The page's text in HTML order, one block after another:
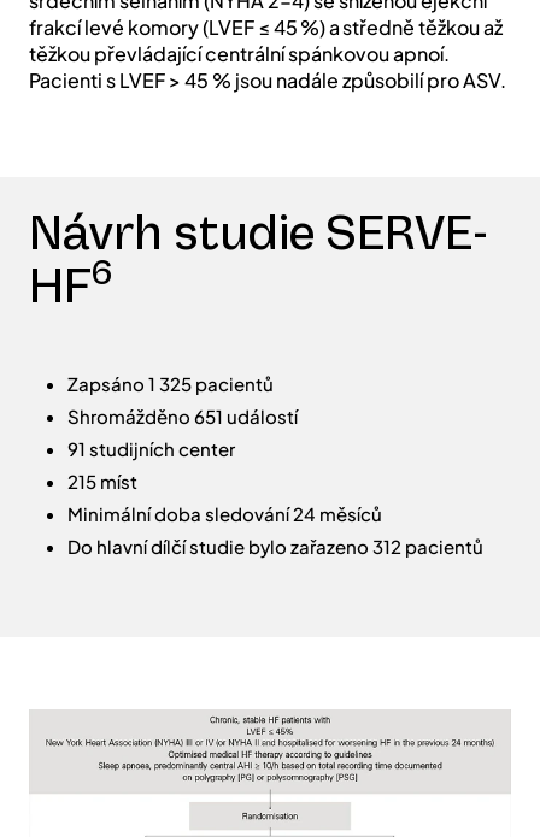
frakcí levé komory (LVEF ≤ 45 %) a středně těžkou až
těžkou převládající centrální spánkovou apnoí.
Pacienti s LVEF > 45 % jsou nadále způsobilí pro ASV.
Návrh studie SERVE-
HF6
Zapsáno 1 325 pacientů
Shromážděno 651 událostí
91 studijních center
215 míst
Minimální doba sledování 24 měsíců
Do hlavní dílčí studie bylo zařazeno 312 pacientů